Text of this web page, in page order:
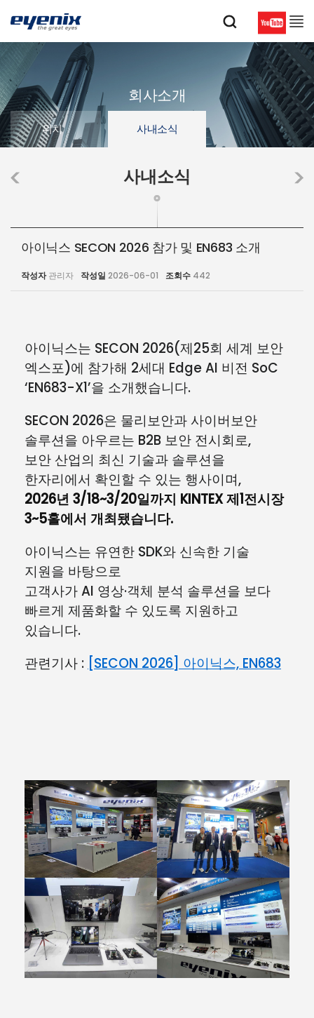
회사소개
위치 사내소식
사내소식
아이닉스 SECON 2026 참가 및 EN683 소개
작성자 관리자 작성일 2026-06-01 조회수 442
아이닉스는 SECON 2026(제25회 세계 보안
엑스포)에 참가해 2세대 Edge AI 비전 SoC
‘EN683-X1’을 소개했습니다.
SECON 2026은 물리보안과 사이버보안
솔루션을 아우르는 B2B 보안 전시회로,
보안 산업의 최신 기술과 솔루션을
한자리에서 확인할 수 있는 행사이며,
2026년 3/18~3/20일까지 KINTEX 제1전시장
3~5홀에서 개최됐습니다.
아이닉스는 유연한 SDK와 신속한 기술
지원을 바탕으로
고객사가 AI 영상·객체 분석 솔루션을 보다
빠르게 제품화할 수 있도록 지원하고
있습니다.
관련기사 :[SECON 2026] 아이닉스, EN683